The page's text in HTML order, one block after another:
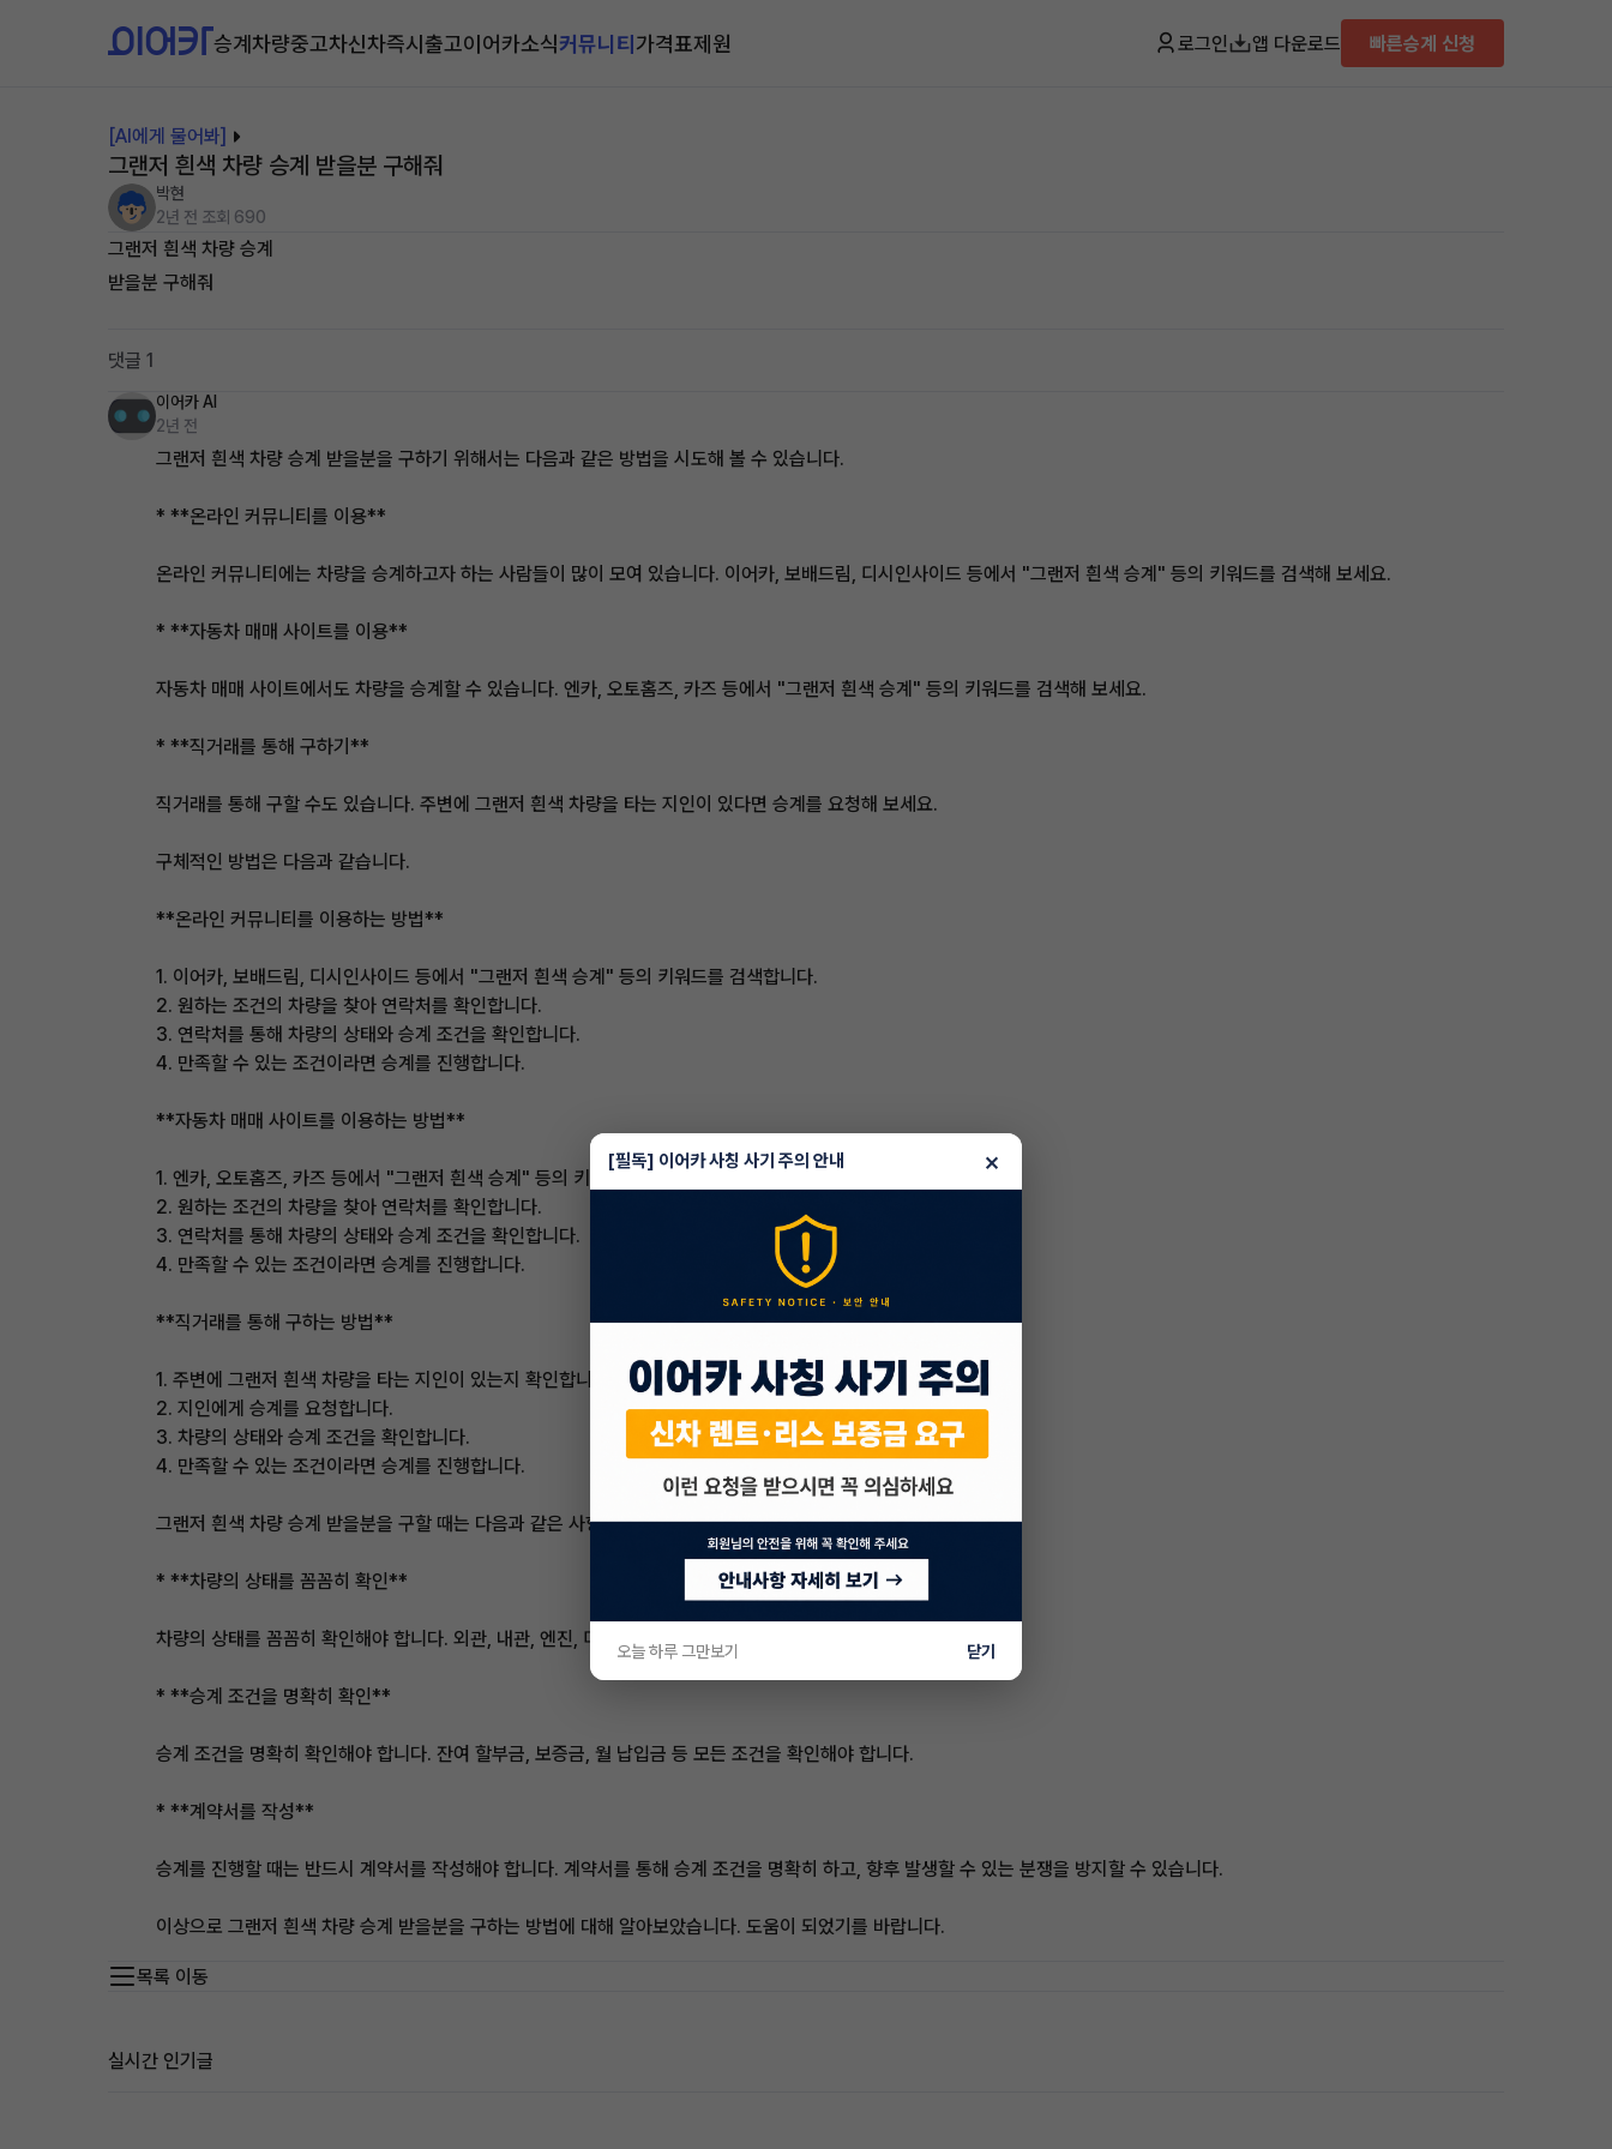
승계차량중고차신차즉시출고이어카소식커뮤니티가격표제원 로그인 앱 다운로드 빠른승계 신청
[AI에게 물어봐]
그랜저 흰색 차량 승계 받을분 구해줘
박현
2년 전 조회 690
그랜저 흰색 차량 승계
받을분 구해줘
댓글 1
이어카 AI
2년 전
그랜저 흰색 차량 승계 받을분을 구하기 위해서는 다음과 같은 방법을 시도해 볼 수 있습니다.
* **온라인 커뮤니티를 이용**
온라인 커뮤니티에는 차량을 승계하고자 하는 사람들이 많이 모여 있습니다. 이어카, 보배드림, 디시인사이드 등에서 "그랜저 흰색 승계" 등의 키워드를 검색해 보세요.
* **자동차 매매 사이트를 이용**
자동차 매매 사이트에서도 차량을 승계할 수 있습니다. 엔카, 오토홈즈, 카즈 등에서 "그랜저 흰색 승계" 등의 키워드를 검색해 보세요.
* **직거래를 통해 구하기**
직거래를 통해 구할 수도 있습니다. 주변에 그랜저 흰색 차량을 타는 지인이 있다면 승계를 요청해 보세요.
구체적인 방법은 다음과 같습니다.
**온라인 커뮤니티를 이용하는 방법**
1. 이어카, 보배드림, 디시인사이드 등에서 "그랜저 흰색 승계" 등의 키워드를 검색합니다.
2. 원하는 조건의 차량을 찾아 연락처를 확인합니다.
3. 연락처를 통해 차량의 상태와 승계 조건을 확인합니다.
4. 만족할 수 있는 조건이라면 승계를 진행합니다.
**자동차 매매 사이트를 이용하는 방법**
1. 엔카, 오토홈즈, 카즈 등에서 "그랜저 흰색 승계" 등의 키워드를 검색합니다.
2. 원하는 조건의 차량을 찾아 연락처를 확인합니다.
3. 연락처를 통해 차량의 상태와 승계 조건을 확인합니다.
4. 만족할 수 있는 조건이라면 승계를 진행합니다.
**직거래를 통해 구하는 방법**
1. 주변에 그랜저 흰색 차량을 타는 지인이 있는지 확인합니다.
2. 지인에게 승계를 요청합니다.
3. 차량의 상태와 승계 조건을 확인합니다.
4. 만족할 수 있는 조건이라면 승계를 진행합니다.
그랜저 흰색 차량 승계 받을분을 구할 때는 다음과 같은 사항을 주의해야 합니다.
* **차량의 상태를 꼼꼼히 확인**
차량의 상태를 꼼꼼히 확인해야 합니다. 외관, 내관, 엔진, 미션 등 모든 부분을 확인해야 합니다.
* **승계 조건을 명확히 확인**
승계 조건을 명확히 확인해야 합니다. 잔여 할부금, 보증금, 월 납입금 등 모든 조건을 확인해야 합니다.
* **계약서를 작성**
승계를 진행할 때는 반드시 계약서를 작성해야 합니다. 계약서를 통해 승계 조건을 명확히 하고, 향후 발생할 수 있는 분쟁을 방지할 수 있습니다.
이상으로 그랜저 흰색 차량 승계 받을분을 구하는 방법에 대해 알아보았습니다. 도움이 되었기를 바랍니다.
목록 이동
실시간 인기글
[필독] 이어카 사칭 사기 주의 안내 ×
오늘 하루 그만보기 닫기